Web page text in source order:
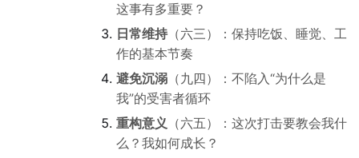
这事有多重要？
日常维持（六三）：保持吃饭、睡觉、工
作的基本节奏
避免沉溺（九四）：不陷入“为什么是
我”的受害者循环
重构意义 （六五）：这次打击要教会我什
么？我如何成长？